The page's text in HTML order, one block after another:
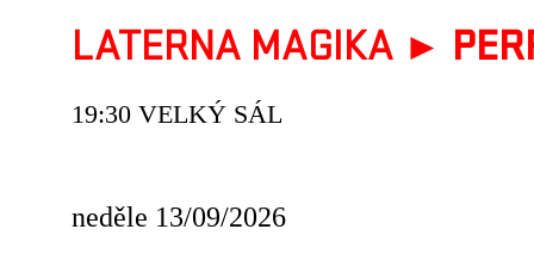
LATERNA MAGIKA ►
19:30 VELKÝ SÁL
neděle 13/09/2026